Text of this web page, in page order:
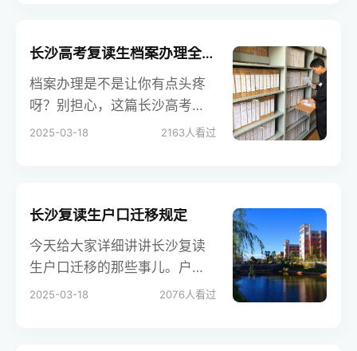
复读，这篇攻略都能让你一目长沙高考复读生档案办理全攻略
档案办理是不是让你有点头疼
呀？别担心，这篇长沙高考复
读生档案办理的文章，可是把
2025-03-18 2163人看过
长沙复读生户口迁移规定
今天给大家详细讲讲长沙复读
生户口迁移的那些事儿。户口
迁移对于复读生来说可是个重
2025-03-18 2076人看过